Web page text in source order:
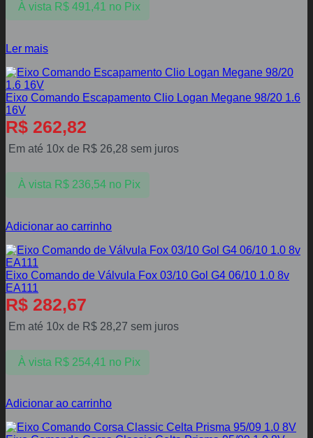
À vista R$491,41 no Pix
Ler mais
Eixo Comando Escapamento Clio Logan Megane 98/20 1.6
16V
R$ 262,82
Em até 10x de R$ 26,28 sem juros
À vista R$236,54 no Pix
Adicionar ao carrinho
Eixo Comando de Válvula Fox 03/10 Gol G4 06/10 1.0 8v
EA111
R$ 282,67
Em até 10x de R$ 28,27 sem juros
À vista R$254,41 no Pix
Adicionar ao carrinho